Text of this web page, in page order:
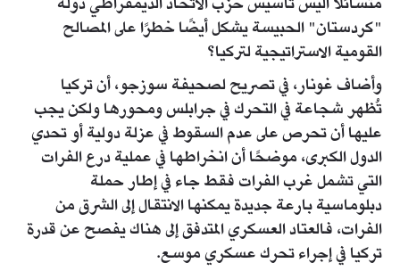
"كردستان" الحبيسة يشكل أيضًا خطرًا على المصالح
القومية الاستراتيجية لتركيا؟
وأضاف غونار، في تصريح لصحيفة سوزجو، أن تركيا
تُظهر شجاعة في التحرك في جرابلس ومحورها ولكن يجب
عليها أن تحرص على عدم السقوط في عزلة دولية أو تحدي
الدول الكبرى، موضحًا أن انخراطها في عملية درع الفرات
التي تشمل غرب الفرات فقط جاء في إطار حملة
دبلوماسية بارعة جديدة يمكنها الانتقال إلى الشرق من
الفرات، فالعتاد العسكري المتدفق إلى هناك يفصح عن قدرة
تركيا في إجراء تحرك عسكري موسع.